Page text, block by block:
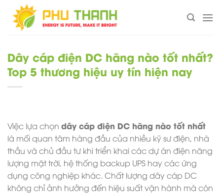
Chuyển
đến
Dây cáp điện DC hãng nào tốt nhất?
Top 5 thương hiệu uy tín hiện nay
Việc lựa chọn dây cáp điện DC hãng nào tốt nhất
là mối quan tâm hàng đầu của nhiều kỹ sư điện, nhà
thầu và chủ đầu tư khi triển khai các dự án điện năng
lượng mặt trời, hệ thống backup UPS hay các ứng
dụng công nghiệp khác. Chất lượng dây cáp DC
không chỉ ảnh hưởng đến hiệu suất vận hành mà còn